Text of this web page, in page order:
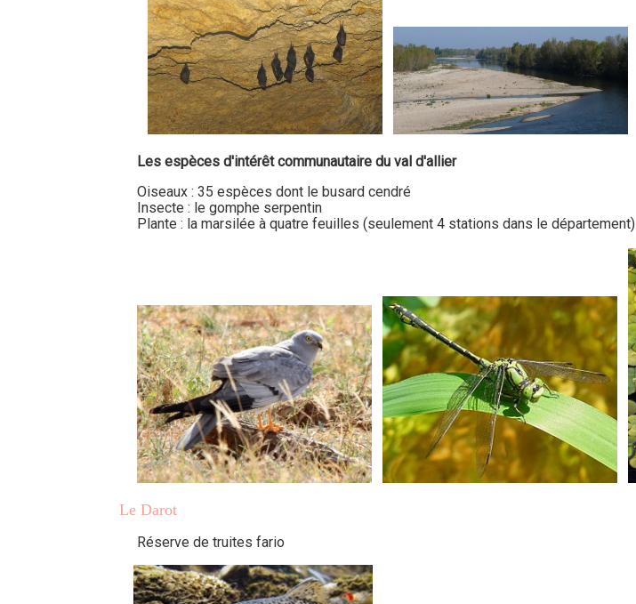
Les espèces d'intérêt communautaire du val d'allier
Oiseaux : 35 espèces dont le busard cendré
Insecte : le gomphe serpentin
Plante : la marsilée à quatre feuilles (seulement 4 stations dans le département)
Le Darot
Réserve de truites fario